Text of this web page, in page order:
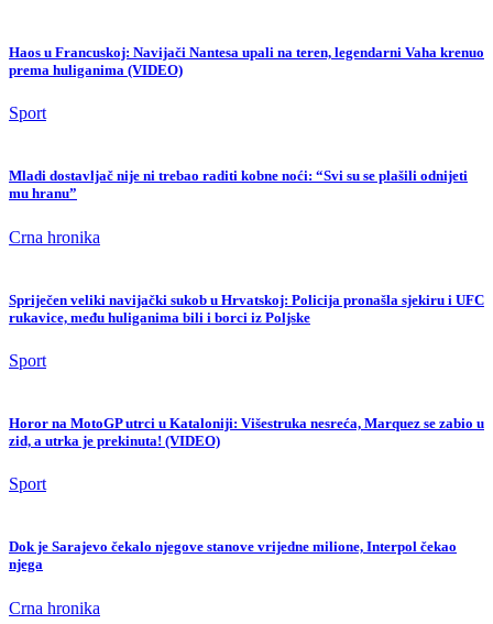
Haos u Francuskoj: Navijači Nantesa upali na teren, legendarni Vaha krenuo
prema huliganima (VIDEO)
Sport
Mladi dostavljač nije ni trebao raditi kobne noći: “Svi su se plašili odnijeti
mu hranu”
Crna hronika
Spriječen veliki navijački sukob u Hrvatskoj: Policija pronašla sjekiru i UFC
rukavice, među huliganima bili i borci iz Poljske
Sport
Horor na MotoGP utrci u Kataloniji: Višestruka nesreća, Marquez se zabio u
zid, a utrka je prekinuta! (VIDEO)
Sport
Dok je Sarajevo čekalo njegove stanove vrijedne milione, Interpol čekao
njega
Crna hronika